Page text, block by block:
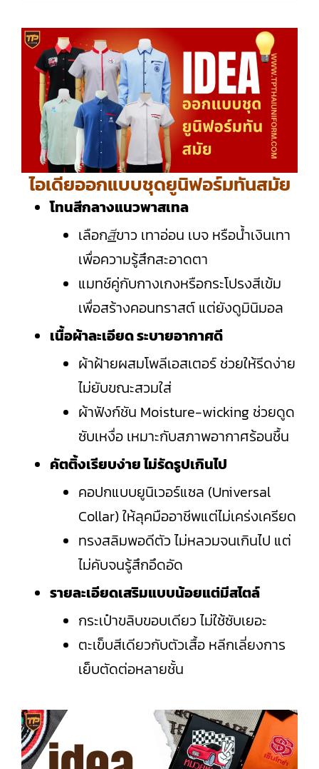
ไอเดียออกแบบชุดยูนิฟอร์มทันสมัย
โทนสีกลางแนวพาสเทล
เลือกสีขาว เทาอ่อน เบจ หรือน้ำเงินเทา
เพื่อความรู้สึกสะอาดตา
แมทช์คู่กับกางเกงหรือกระโปรงสีเข้ม
เพื่อสร้างคอนทราสต์ แต่ยังดูมินิมอล
เนื้อผ้าละเอียด ระบายอากาศดี
ผ้าฝ้ายผสมโพลีเอสเตอร์ ช่วยให้รีดง่าย
ไม่ยับขณะสวมใส่
ผ้าฟังก์ชัน Moisture-wicking ช่วยดูด
ซับเหงื่อ เหมาะกับสภาพอากาศร้อนชื้น
คัตติ้งเรียบง่าย ไม่รัดรูปเกินไป
คอปกแบบยูนิเวอร์แซล (Universal
Collar) ให้ลุคมืออาชีพแต่ไม่เคร่งเครียด
ทรงสลิมพอดีตัว ไม่หลวมจนเกินไป แต่
ไม่คับจนรู้สึกอึดอัด
รายละเอียดเสริมแบบน้อยแต่มีสไตล์
กระเป๋าขลิบขอบเดียว ไม่ใช้ซับเยอะ
ตะเข็บสีเดียวกับตัวเสื้อ หลีกเลี่ยงการ
เย็บตัดต่อหลายชั้น